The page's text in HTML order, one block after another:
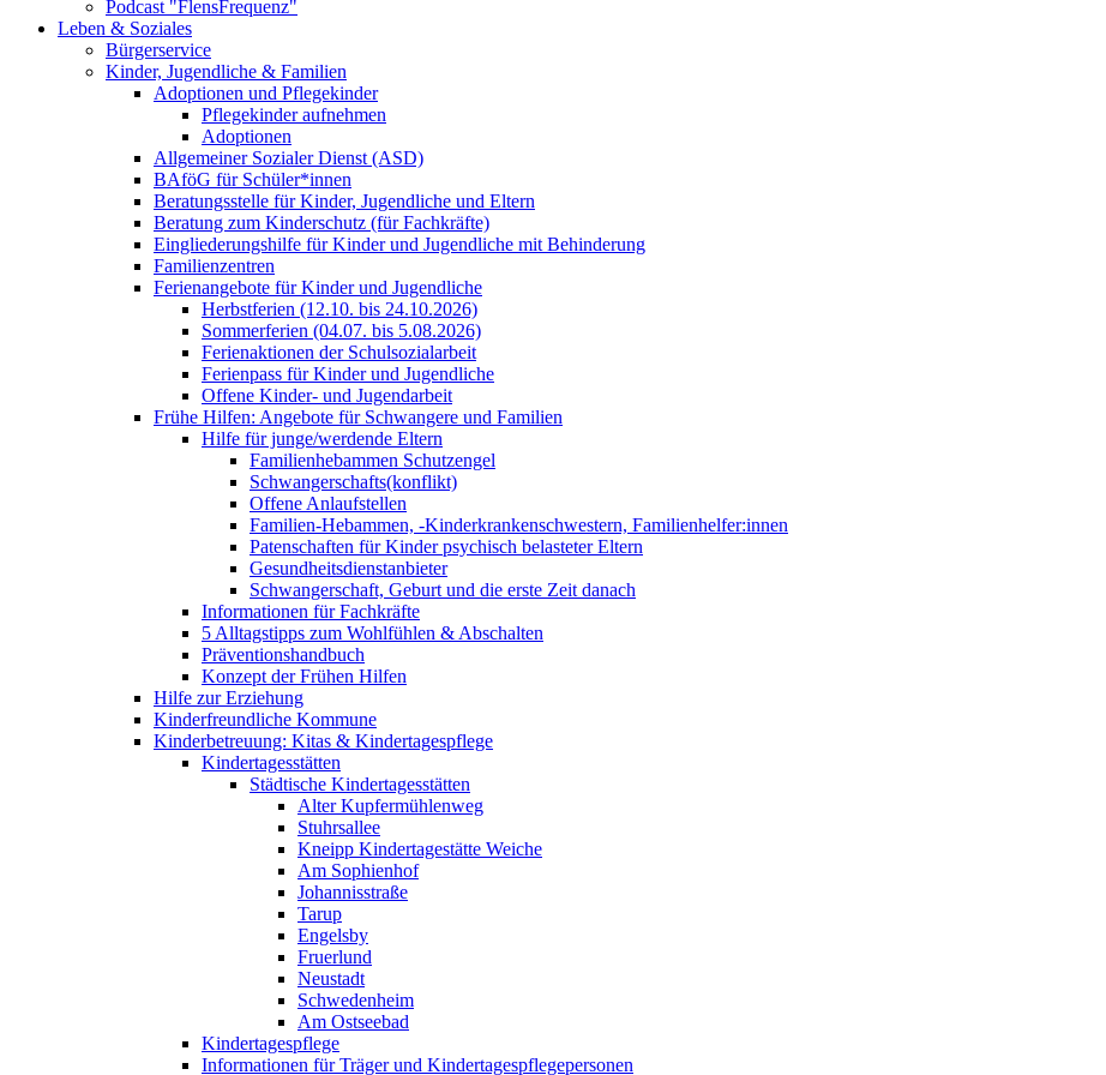
Podcast "FlensFrequenz"
Leben & Soziales
Bürgerservice
Kinder, Jugendliche & Familien
Adoptionen und Pflegekinder
Pflegekinder aufnehmen
Adoptionen
Allgemeiner Sozialer Dienst (ASD)
BAföG für Schüler*innen
Beratungsstelle für Kinder, Jugendliche und Eltern
Beratung zum Kinderschutz (für Fachkräfte)
Eingliederungshilfe für Kinder und Jugendliche mit Behinderung
Familienzentren
Ferienangebote für Kinder und Jugendliche
Herbstferien (12.10. bis 24.10.2026)
Sommerferien (04.07. bis 5.08.2026)
Ferienaktionen der Schulsozialarbeit
Ferienpass für Kinder und Jugendliche
Offene Kinder- und Jugendarbeit
Frühe Hilfen: Angebote für Schwangere und Familien
Hilfe für junge/werdende Eltern
Familienhebammen Schutzengel
Schwangerschafts(konflikt)
Offene Anlaufstellen
Familien-Hebammen, -Kinderkrankenschwestern, Familienhelfer:innen
Patenschaften für Kinder psychisch belasteter Eltern
Gesundheitsdienstanbieter
Schwangerschaft, Geburt und die erste Zeit danach
Informationen für Fachkräfte
5 Alltagstipps zum Wohlfühlen & Abschalten
Präventionshandbuch
Konzept der Frühen Hilfen
Hilfe zur Erziehung
Kinderfreundliche Kommune
Kinderbetreuung: Kitas & Kindertagespflege
Kindertagesstätten
Städtische Kindertagesstätten
Alter Kupfermühlenweg
Stuhrsallee
Kneipp Kindertagestätte Weiche
Am Sophienhof
Johannisstraße
Tarup
Engelsby
Fruerlund
Neustadt
Schwedenheim
Am Ostseebad
Kindertagespflege
Informationen für Träger und Kindertagespflegepersonen